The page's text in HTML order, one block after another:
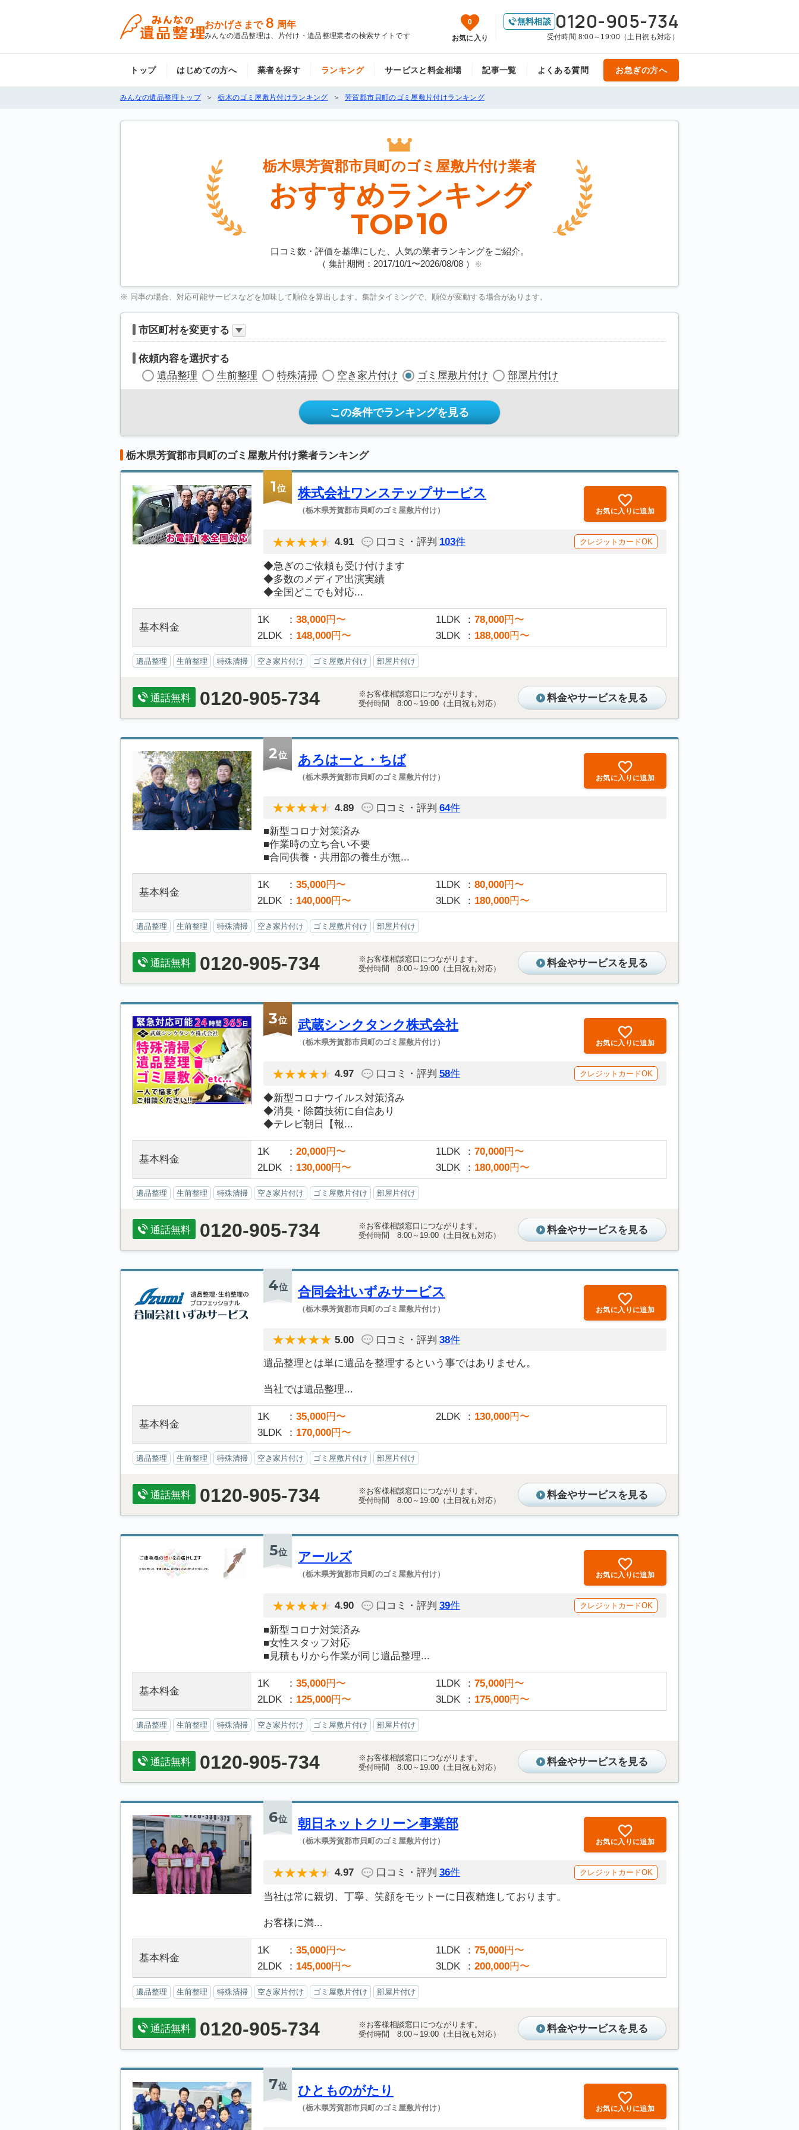
おかげさまで 8 周年
みんなの遺品整理は、片付け・遺品整理業者の検索サイトです
0
お気に入り
無料相談 0120-905-734
受付時間 8:00～19:00（土日祝も対応）
トップ はじめての方へ 業者を探す ランキング サービスと料金相場 記事一覧 よくある質問 お急ぎの方へ
みんなの遺品整理トップ 栃木のゴミ屋敷片付けランキング 芳賀郡市貝町のゴミ屋敷片付けランキング
栃木県芳賀郡市貝町のゴミ屋敷片付け業者
おすすめランキング
TOP10
口コミ数・評価を基準にした、人気の業者ランキングをご紹介。
（ 集計期間：2017/10/1〜2026/08/08） ※
※ 同率の場合、対応可能サービスなどを加味して順位を算出します。集計タイミングで、順位が変動する場合があります。
市区町村を変更する
依頼内容を選択する
遺品整理
生前整理 特殊清掃 空き家片付け ゴミ屋敷片付け 部屋片付け
この条件でランキングを見る
栃木県芳賀郡市貝町のゴミ屋敷片付け業者ランキング
1位 株式会社ワンステップサービス
（栃木県芳賀郡市貝町のゴミ屋敷片付け） お気に入りに追加
4.91 口コミ・評判 103件 クレジットカードOK
◆急ぎのご依頼も受け付けます
◆多数のメディア出演実績
◆全国どこでも対応...
基本料金
1K 38,000円〜 1LDK 78,000円〜
2LDK
148,000円〜 3LDK 188,000円〜
遺品整理 生前整理 特殊清掃 空き家片付け ゴミ屋敷片付け 部屋片付け
通話無料 0120-905-734
※お客様相談窓口につながります。
受付時間 8:00～19:00（土日祝も対応）
料金やサービスを見る
2位 あろはーと・ちば
（栃木県芳賀郡市貝町のゴミ屋敷片付け） お気に入りに追加
4.89 口コミ・評判 64件
■新型コロナ対策済み
■作業時の立ち合い不要
■合同供養・共用部の養生が無...
基本料金
1K 35,000円〜 1LDK 80,000円〜
2LDK
140,000円〜 3LDK 180,000円〜
遺品整理 生前整理 特殊清掃 空き家片付け ゴミ屋敷片付け 部屋片付け
通話無料 0120-905-734
※お客様相談窓口につながります。
受付時間 8:00～19:00（土日祝も対応）
料金やサービスを見る
3位 武蔵シンクタンク株式会社
（栃木県芳賀郡市貝町のゴミ屋敷片付け） お気に入りに追加
4.97 口コミ・評判 58件 クレジットカードOK
◆新型コロナウイルス対策済み
◆消臭・除菌技術に自信あり
◆テレビ朝日【報...
基本料金
1K 20,000円〜 1LDK 70,000円〜
2LDK
130,000円〜 3LDK 180,000円〜
遺品整理 生前整理 特殊清掃 空き家片付け ゴミ屋敷片付け 部屋片付け
通話無料 0120-905-734
※お客様相談窓口につながります。
受付時間 8:00～19:00（土日祝も対応）
料金やサービスを見る
4位 合同会社いずみサービス
（栃木県芳賀郡市貝町のゴミ屋敷片付け） お気に入りに追加
5.00 口コミ・評判 38件
遺品整理とは単に遺品を整理するという事ではありません。
当社では遺品整理...
基本料金
1K 35,000円〜 2LDK 130,000円〜
3LDK
170,000円〜
遺品整理 生前整理 特殊清掃 空き家片付け ゴミ屋敷片付け 部屋片付け
通話無料 0120-905-734
※お客様相談窓口につながります。
受付時間 8:00～19:00（土日祝も対応）
料金やサービスを見る
5位 アールズ
（栃木県芳賀郡市貝町のゴミ屋敷片付け） お気に入りに追加
4.90 口コミ・評判 39件 クレジットカードOK
■新型コロナ対策済み
■女性スタッフ対応
■見積もりから作業が同じ遺品整理...
基本料金
1K 35,000円〜 1LDK 75,000円〜
2LDK
125,000円〜 3LDK 175,000円〜
遺品整理 生前整理 特殊清掃 空き家片付け ゴミ屋敷片付け 部屋片付け
通話無料 0120-905-734
※お客様相談窓口につながります。
受付時間 8:00～19:00（土日祝も対応）
料金やサービスを見る
6位 朝日ネットクリーン事業部
（栃木県芳賀郡市貝町のゴミ屋敷片付け） お気に入りに追加
4.97 口コミ・評判 36件 クレジットカードOK
当社は常に親切、丁寧、笑顔をモットーに日夜精進しております。
お客様に満...
基本料金
1K 35,000円〜 1LDK 75,000円〜
2LDK
145,000円〜 3LDK 200,000円〜
遺品整理 生前整理 特殊清掃 空き家片付け ゴミ屋敷片付け 部屋片付け
通話無料 0120-905-734
※お客様相談窓口につながります。
受付時間 8:00～19:00（土日祝も対応）
料金やサービスを見る
7位 ひとものがたり
（栃木県芳賀郡市貝町のゴミ屋敷片付け） お気に入りに追加